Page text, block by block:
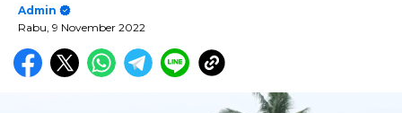
Admin
Rabu, 9 November 2022